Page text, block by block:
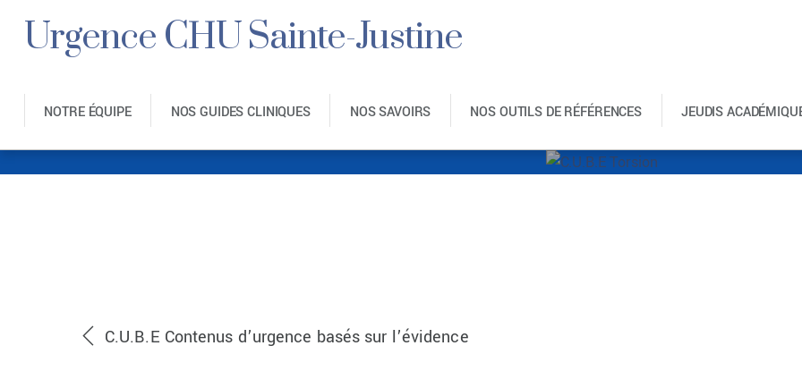
Urgence CHU Sainte-Justine
NOTRE ÉQUIPE NOS GUIDES CLINIQUES NOS SAVOIRS NOS OUTILS DE RÉFÉRENCES JEUDIS
C.U.B.E Contenus d’urgence basés sur l’évidence